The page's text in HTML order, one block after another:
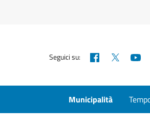
Seguici su: Facebook
Municipalità